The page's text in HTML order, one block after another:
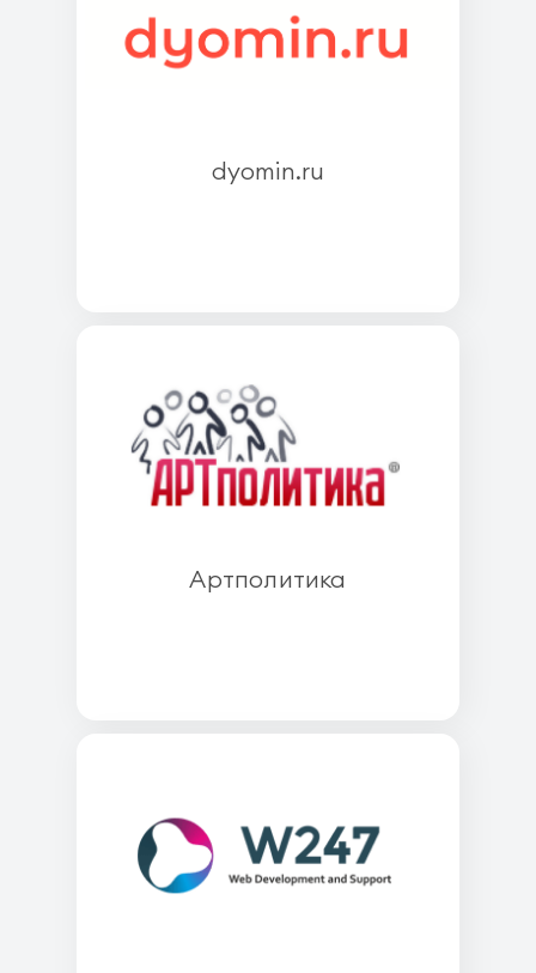
dyomin.ru
Артполитика